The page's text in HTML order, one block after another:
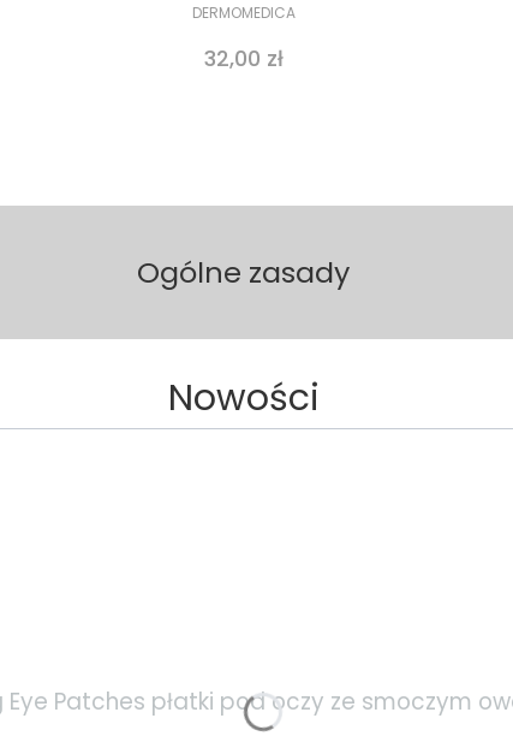
DERMOMEDICA
Cena
32,00 zł
Ogólne zasady
Nowości
Eye Patches płatki pod oczy ze smoczym